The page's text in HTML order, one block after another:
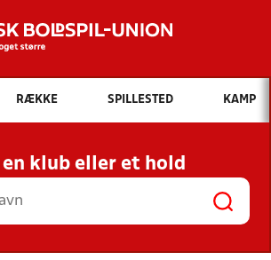
Hvad vil du søge efter?
INDHOLD OG NYHEDER
RESULTATER, KLUBBER OG
HOLD
RÆKKE SPILLESTED KAMP
en klub eller et hold